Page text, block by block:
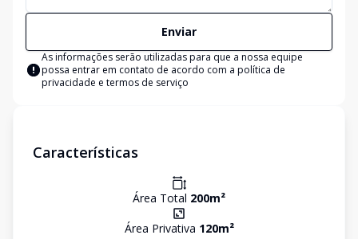
Enviar
As informações serão utilizadas para que a nossa equipe
possa entrar em contato de acordo com a política de
privacidade e termos de serviço
Características
Área Total 200m²
Área Privativa 120m²